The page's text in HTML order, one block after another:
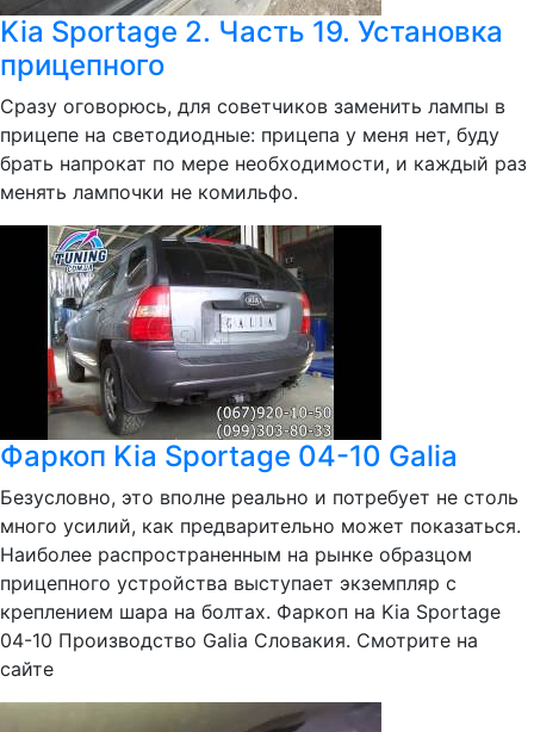
Kia Sportage 2. Часть 19. Установка
прицепного
Сразу оговорюсь, для советчиков заменить лампы в
прицепе на светодиодные: прицепа у меня нет, буду
брать напрокат по мере необходимости, и каждый раз
менять лампочки не комильфо.
Фаркоп Kia Sportage 04-10 Galia
Безусловно, это вполне реально и потребует не столь
много усилий, как предварительно может показаться.
Наиболее распространенным на рынке образцом
прицепного устройства выступает экземпляр с
креплением шара на болтах. Фаркоп на Kia Sportage
04-10 Производство Galia Словакия. Смотрите на
сайте